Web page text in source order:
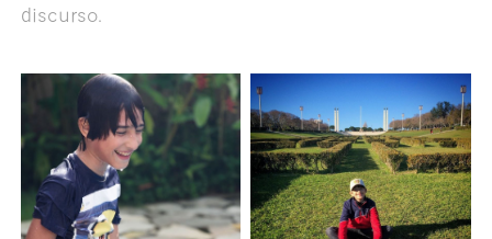
discurso.